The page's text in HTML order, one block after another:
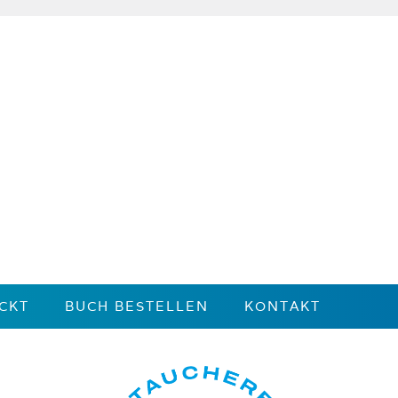
BUCH BESTELLEN KONTAKT